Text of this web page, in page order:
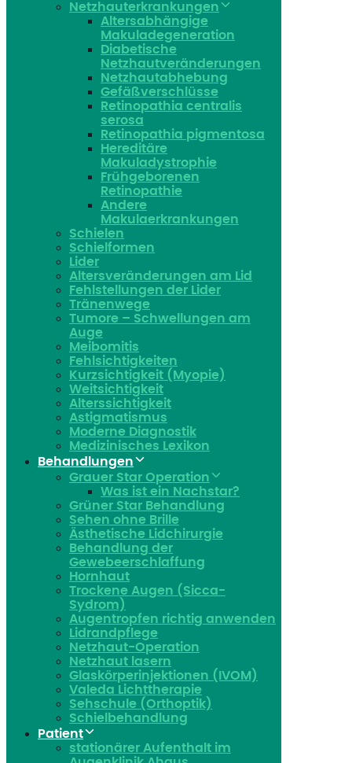
Netzhauterkrankungen
Altersabhängige
Makuladegeneration
Diabetische
Netzhautveränderungen
Netzhautabhebung
Gefäßverschlüsse
Retinopathia centralis
serosa
Retinopathia pigmentosa
Hereditäre
Makuladystrophie
Frühgeborenen
Retinopathie
Andere
Makulaerkrankungen
Schielen
Schielformen
Lider
Altersveränderungen am Lid
Fehlstellungen der Lider
Tränenwege
Tumore – Schwellungen am
Auge
Meibomitis
Fehlsichtigkeiten
Kurzsichtigkeit (Myopie)
Weitsichtigkeit
Alterssichtigkeit
Astigmatismus
Moderne Diagnostik
Medizinisches Lexikon
Behandlungen
Grauer Star Operation
Was ist ein Nachstar?
Grüner Star Behandlung
Sehen ohne Brille
Ästhetische Lidchirurgie
Behandlung der
Gewebeerschlaffung
Hornhaut
Trockene Augen (Sicca-
Sydrom)
Augentropfen richtig anwenden
Lidrandpflege
Netzhaut-Operation
Netzhaut lasern
Glaskörperinjektionen (IVOM)
Valeda Lichttherapie
Sehschule (Orthoptik)
Schielbehandlung
Patient
stationärer Aufenthalt im